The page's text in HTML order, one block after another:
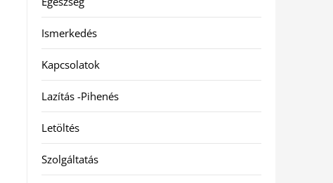
Ismerkedés
Kapcsolatok
Lazítás -Pihenés
Letöltés
Szolgáltatás